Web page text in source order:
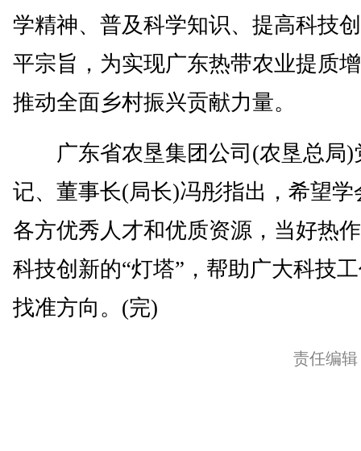
学精神、普及科学知识、提高科技
平宗旨，为实现广东热带农业提质
推动全面乡村振兴贡献力量。
广东省农垦集团公司(农垦总局)
记、董事长(局长)冯彤指出，希望学
各方优秀人才和优质资源，当好热
科技创新的“灯塔”，帮助广大科技
找准方向。(完)
责任编